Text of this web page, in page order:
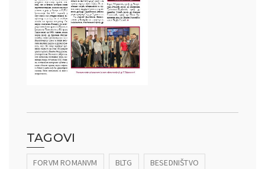
TAGOVI
FORVM ROMANVM BLTG
BESEDNIŠTVO